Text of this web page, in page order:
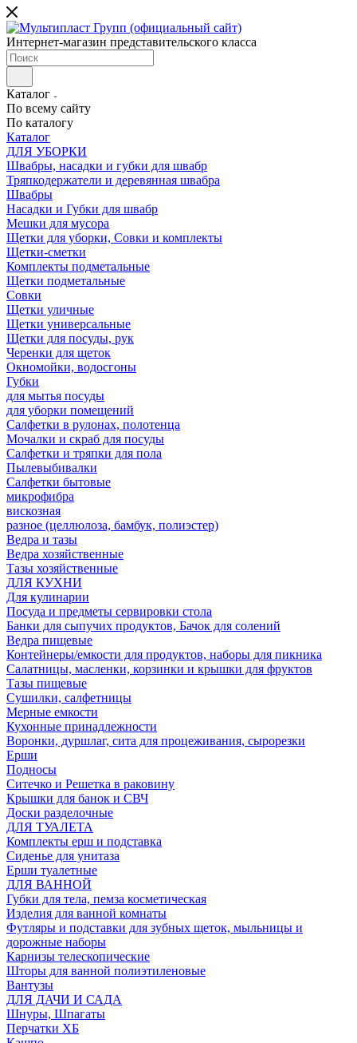
Интернет-магазин представительского класса
Каталог
По всему сайту
По каталогу
Каталог
ДЛЯ УБОРКИ
Швабры, насадки и губки для швабр
Тряпкодержатели и деревянная швабра
Швабры
Насадки и Губки для швабр
Мешки для мусора
Щетки для уборки, Совки и комплекты
Щетки-сметки
Комплекты подметальные
Щетки подметальные
Совки
Щетки уличные
Щетки универсальные
Щетки для посуды, рук
Черенки для щеток
Окномойки, водосгоны
Губки
для мытья посуды
для уборки помещений
Салфетки в рулонах, полотенца
Мочалки и скраб для посуды
Салфетки и тряпки для пола
Пылевыбивалки
Салфетки бытовые
микрофибра
вискозная
разное (целлюлоза, бамбук, полиэстер)
Ведра и тазы
Ведра хозяйственные
Тазы хозяйственные
ДЛЯ КУХНИ
Для кулинарии
Посуда и предметы сервировки стола
Банки для сыпучих продуктов, Бачок для солений
Ведра пищевые
Контейнеры/емкости для продуктов, наборы для пикника
Салатницы, масленки, корзинки и крышки для фруктов
Тазы пищевые
Сушилки, салфетницы
Мерные емкости
Кухонные принадлежности
Воронки, дуршлаг, сита для процеживания, сырорезки
Ерши
Подносы
Ситечко и Решетка в раковину
Крышки для банок и СВЧ
Доски разделочные
ДЛЯ ТУАЛЕТА
Комплекты ерш и подставка
Сиденье для унитаза
Ерши туалетные
ДЛЯ ВАННОЙ
Губки для тела, пемза косметическая
Изделия для ванной комнаты
Футляры и подставки для зубных щеток, мыльницы и
дорожные наборы
Карнизы телескопические
Шторы для ванной полиэтиленовые
Вантузы
ДЛЯ ДАЧИ И САДА
Шнуры, Шпагаты
Перчатки ХБ